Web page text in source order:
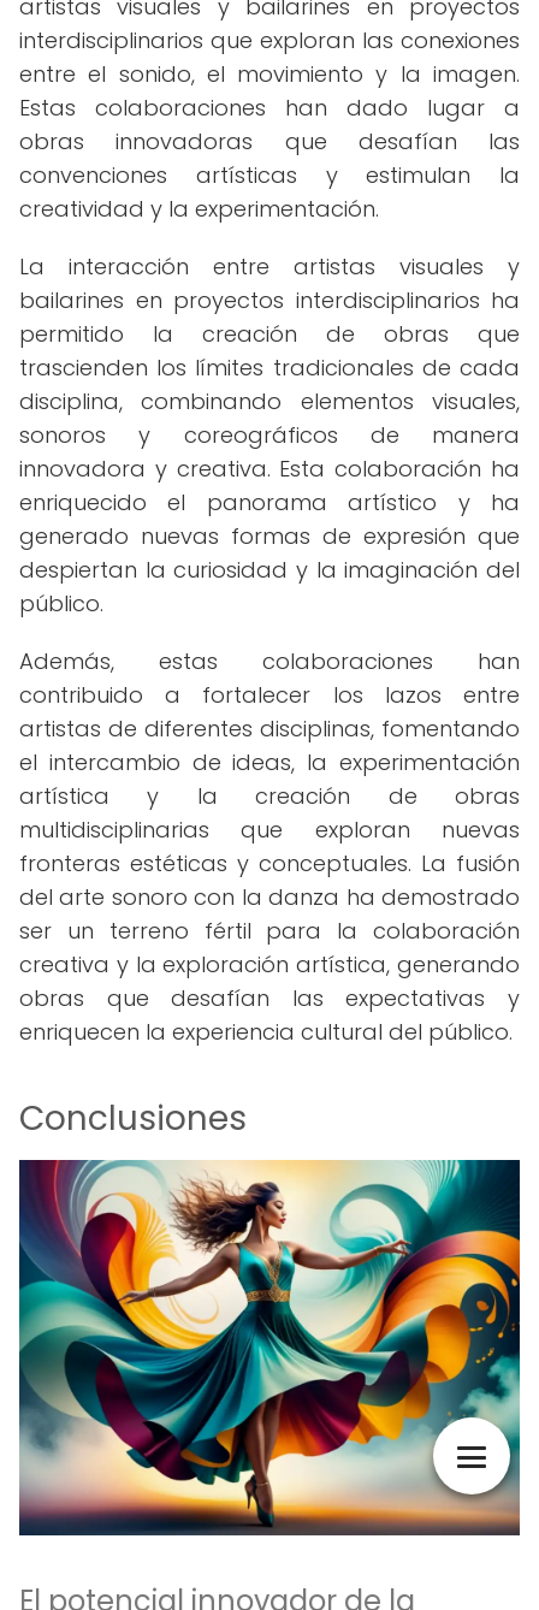
artistas visuales y bailarines en proyectos
interdisciplinarios que exploran las conexiones
entre el sonido, el movimiento y la imagen.
Estas colaboraciones han dado lugar a
obras innovadoras que desafían las
convenciones artísticas y estimulan la
creatividad y la experimentación.
La interacción entre artistas visuales y
bailarines en proyectos interdisciplinarios ha
permitido la creación de obras que
trascienden los límites tradicionales de cada
disciplina, combinando elementos visuales,
sonoros y coreográficos de manera
innovadora y creativa. Esta colaboración ha
enriquecido el panorama artístico y ha
generado nuevas formas de expresión que
despiertan la curiosidad y la imaginación del
público.
Además, estas colaboraciones han
contribuido a fortalecer los lazos entre
artistas de diferentes disciplinas, fomentando
el intercambio de ideas, la experimentación
artística y la creación de obras
multidisciplinarias que exploran nuevas
fronteras estéticas y conceptuales. La fusión
del arte sonoro con la danza ha demostrado
ser un terreno fértil para la colaboración
creativa y la exploración artística, generando
obras que desafían las expectativas y
enriquecen la experiencia cultural del público.
Conclusiones
El potencial innovador de la